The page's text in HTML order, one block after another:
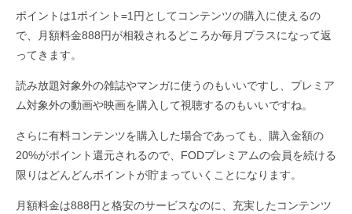
ポイントは1ポイント=1円としてコンテンツの購入に使えるの
で、月額料金888円が相殺されるどころか毎月プラスになって返
ってきます。
読み放題対象外の雑誌やマンガに使うのもいいですし、プレミア
ム対象外の動画や映画を購入して視聴するのもいいですね。
さらに有料コンテンツを購入した場合であっても、購入金額の
20%がポイント還元されるので、FODプレミアムの会員を続ける
限りはどんどんポイントが貯まっていくことになります。
月額料金は888円と格安のサービスなのに、充実したコンテンツ